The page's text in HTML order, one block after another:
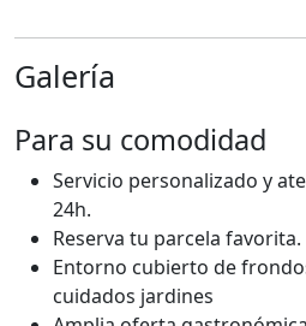
Galería
Para su comodidad
Servicio personalizado y
24h.
Reserva tu parcela favorita.
Entorno cubierto de
cuidados jardines